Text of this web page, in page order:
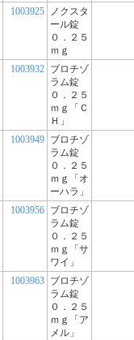
1003925
ノクスタ
ール錠
０．２５
ｍｇ
1003932 ブロチゾ
ラム錠
０．２５
ｍｇ「Ｃ
Ｈ」
1003949 ブロチゾ
ラム錠
０．２５
ｍｇ「オ
ーハラ」
1003956 ブロチゾ
ラム錠
０．２５
ｍｇ「サ
ワイ」
1003963 ブロチゾ
ラム錠
０．２５
ｍｇ「ア
メル」